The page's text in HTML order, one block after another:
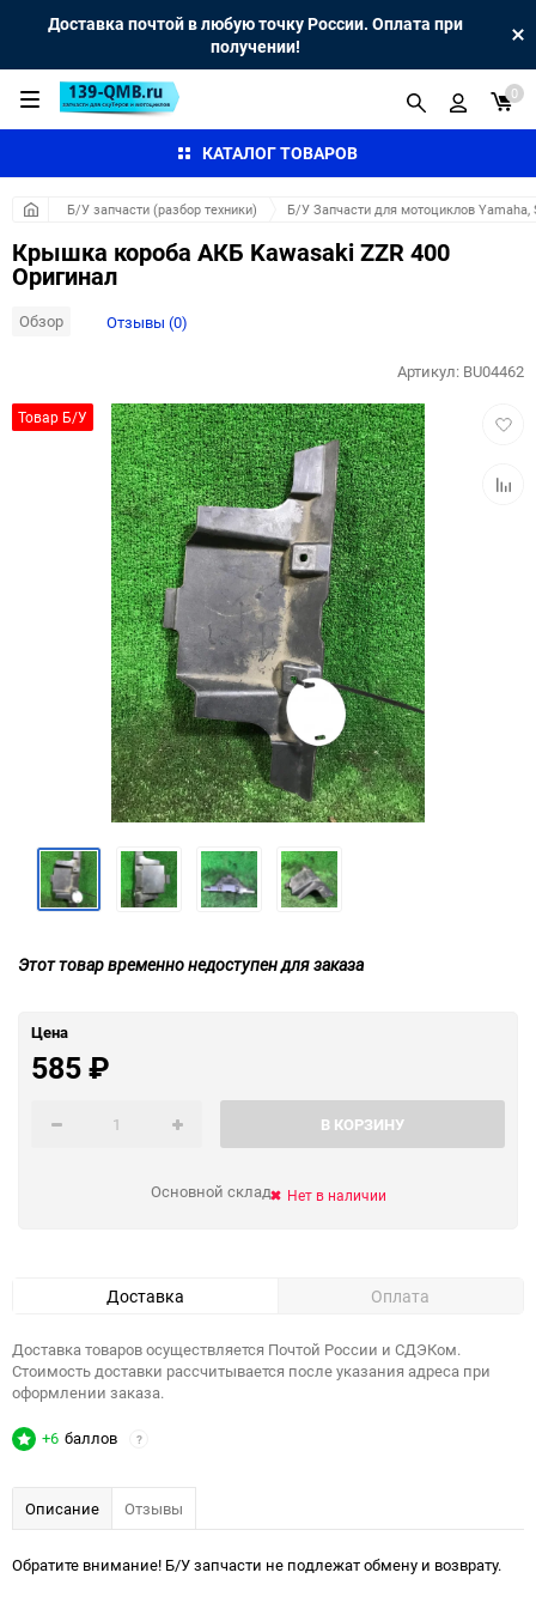
Доставка почтой в любую точку России. Оплата при
получении!
КАТАЛОГ ТОВАРОВ
0
Б/У запчасти (разбор техники) Б/У Запчасти для мотоциклов Yamaha,
Крышка короба АКБ Kawasaki ZZR 400
Оригинал
Обзор Отзывы (0)
Товар Б/У
Артикул: BU04462
Этот товар временно недоступен для заказа
Цена
585₽
В КОРЗИНУ
Основной склад Нет в наличии
Доставка Оплата
Доставка товаров осуществляется Почтой России и СДЭКом.
Стоимость доставки рассчитывается после указания адреса при
оформлении заказа.
+6 баллов ?
Описание Отзывы
Обратите внимание! Б/У запчасти не подлежат обмену и возврату.